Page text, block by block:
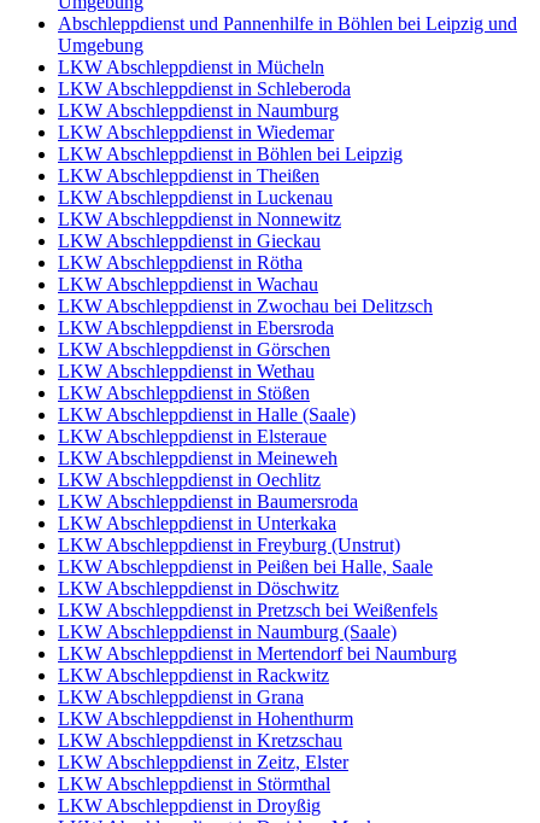
Abschleppdienst und Pannenhilfe in Böhlen bei Leipzig und
Umgebung
LKW Abschleppdienst in Mücheln
LKW Abschleppdienst in Schleberoda
LKW Abschleppdienst in Naumburg
LKW Abschleppdienst in Wiedemar
LKW Abschleppdienst in Böhlen bei Leipzig
LKW Abschleppdienst in Theißen
LKW Abschleppdienst in Luckenau
LKW Abschleppdienst in Nonnewitz
LKW Abschleppdienst in Gieckau
LKW Abschleppdienst in Rötha
LKW Abschleppdienst in Wachau
LKW Abschleppdienst in Zwochau bei Delitzsch
LKW Abschleppdienst in Ebersroda
LKW Abschleppdienst in Görschen
LKW Abschleppdienst in Wethau
LKW Abschleppdienst in Stößen
LKW Abschleppdienst in Halle (Saale)
LKW Abschleppdienst in Elsteraue
LKW Abschleppdienst in Meineweh
LKW Abschleppdienst in Oechlitz
LKW Abschleppdienst in Baumersroda
LKW Abschleppdienst in Unterkaka
LKW Abschleppdienst in Freyburg (Unstrut)
LKW Abschleppdienst in Peißen bei Halle, Saale
LKW Abschleppdienst in Döschwitz
LKW Abschleppdienst in Pretzsch bei Weißenfels
LKW Abschleppdienst in Naumburg (Saale)
LKW Abschleppdienst in Mertendorf bei Naumburg
LKW Abschleppdienst in Rackwitz
LKW Abschleppdienst in Grana
LKW Abschleppdienst in Hohenthurm
LKW Abschleppdienst in Kretzschau
LKW Abschleppdienst in Zeitz, Elster
LKW Abschleppdienst in Störmthal
LKW Abschleppdienst in Droyßig